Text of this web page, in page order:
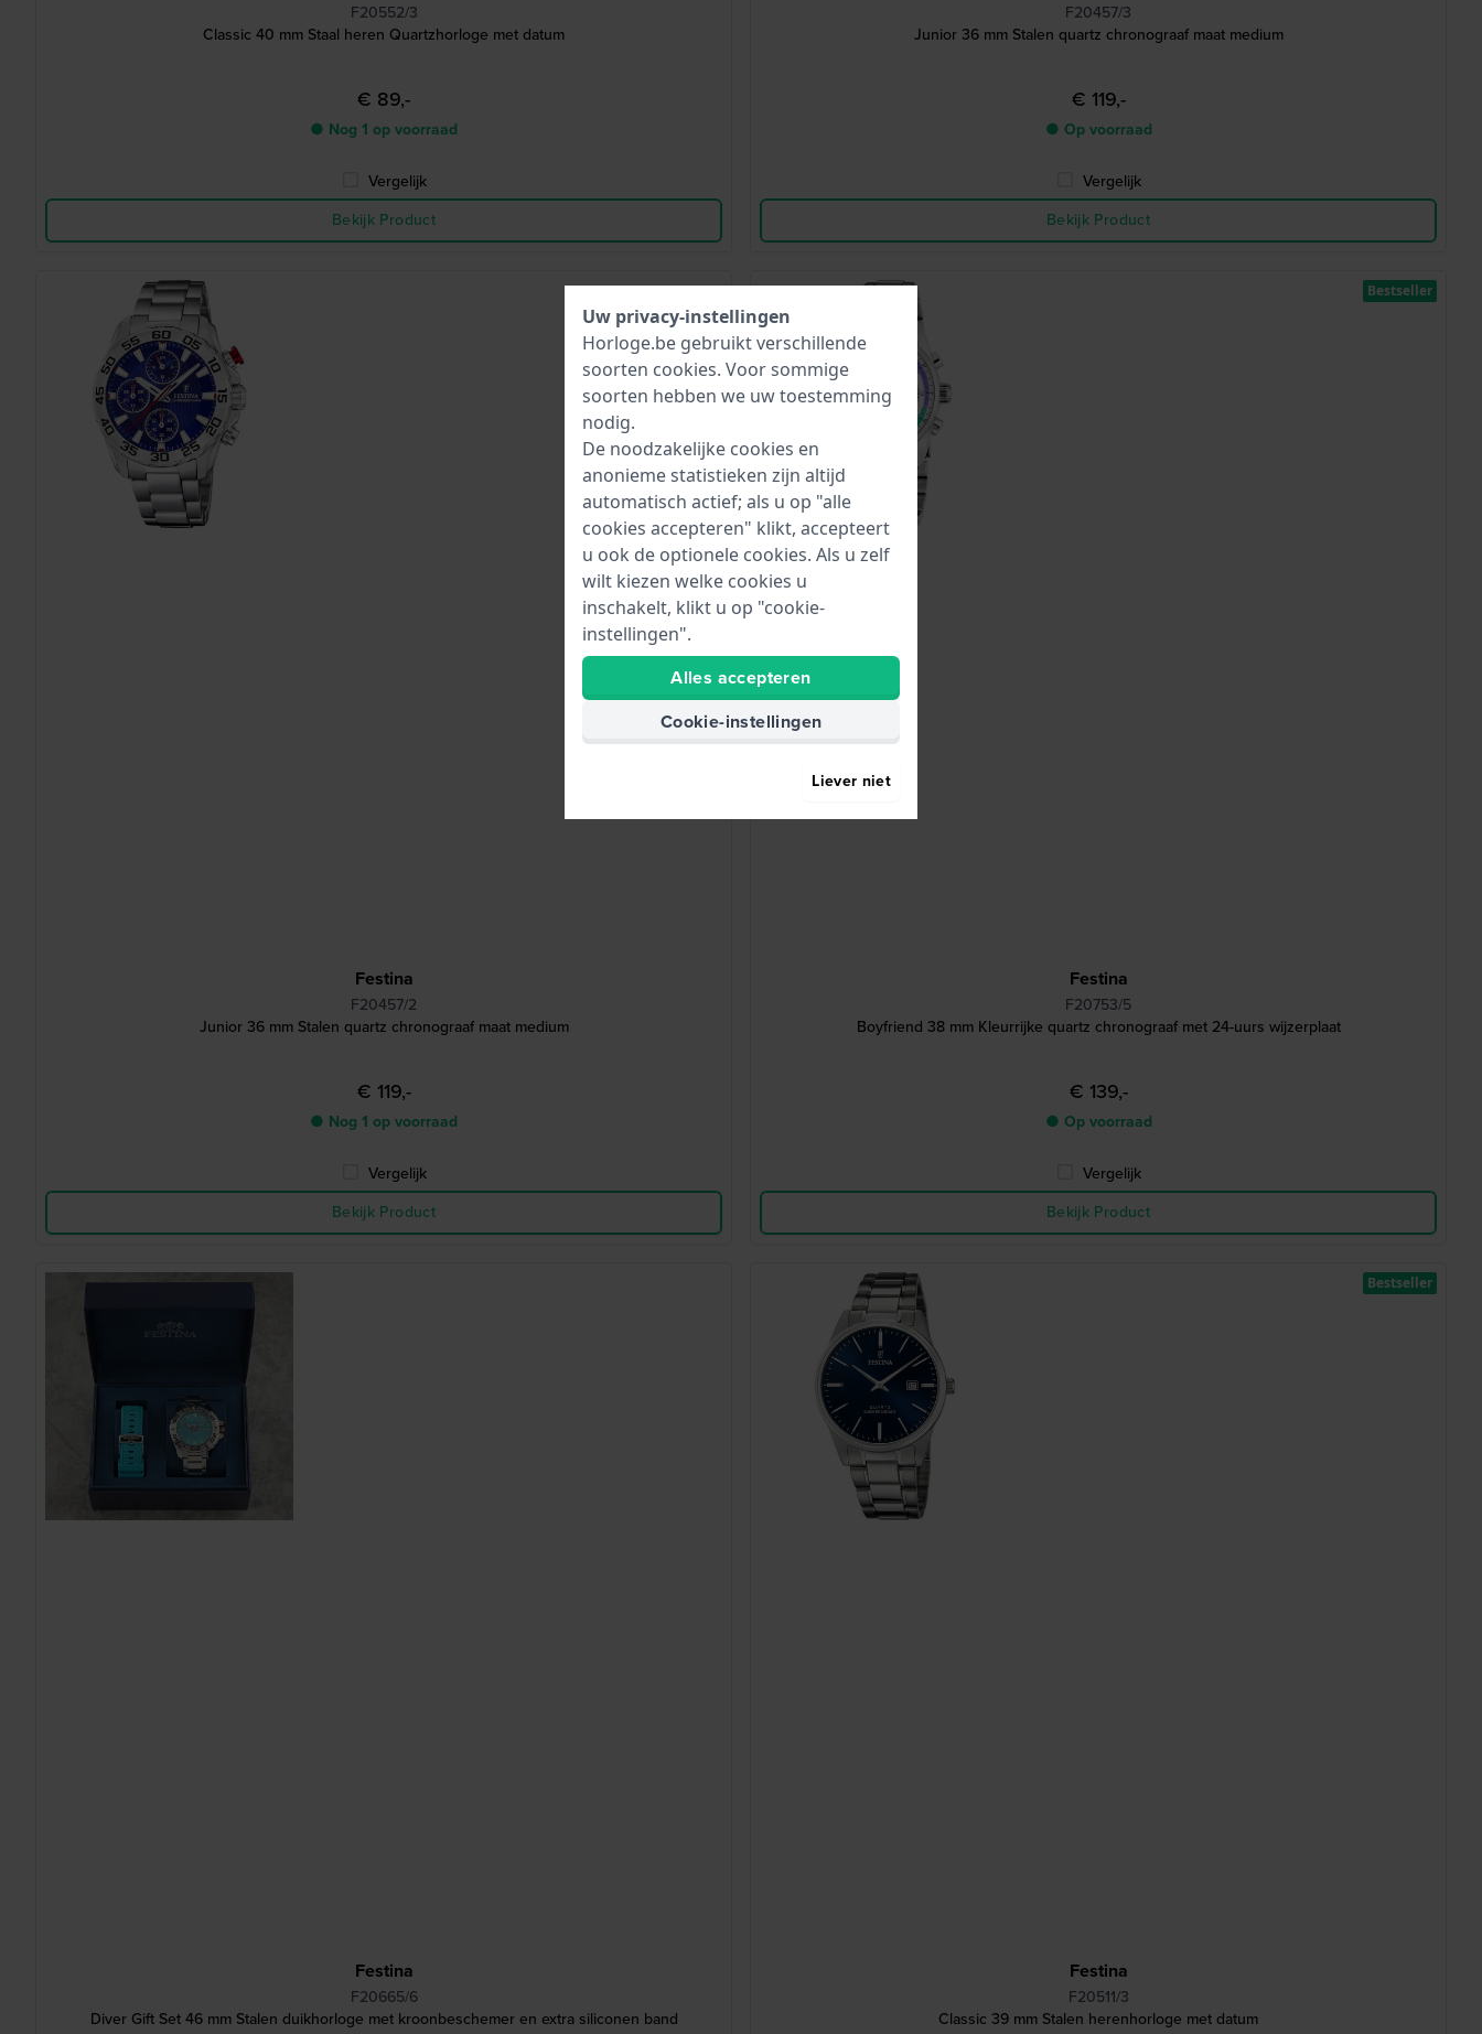
F20552/3
Classic 40 mm Staal heren Quartzhorloge met datum
€ 89,-
● Nog 1 op voorraad
Vergelijk
Bekijk Product
F20457/3
Junior 36 mm Stalen quartz chronograaf maat medium
€ 119,-
● Op voorraad
Vergelijk
Bekijk Product
Festina
F20457/2
Junior 36 mm Stalen quartz chronograaf maat medium
€ 119,-
● Nog 1 op voorraad
Vergelijk
Bekijk Product
Festina
F20753/5
Boyfriend 38 mm Kleurrijke quartz chronograaf met 24-uurs wijzerplaat
€ 139,-
● Op voorraad
Vergelijk
Bekijk Product
Bestseller
Festina
F20665/6
Diver Gift Set 46 mm Stalen duikhorloge met kroonbeschemer en extra siliconen band
Festina
F20511/3
Classic 39 mm Stalen herenhorloge met datum
Bestseller
Uw privacy-instellingen
Horloge.be gebruikt verschillende
soorten cookies. Voor sommige
soorten hebben we uw toestemming
nodig.
De noodzakelijke cookies en
anonieme statistieken zijn altijd
automatisch actief; als u op "alle
cookies accepteren" klikt, accepteert
u ook de optionele cookies. Als u zelf
wilt kiezen welke cookies u
inschakelt, klikt u op "cookie-
instellingen".
Alles accepteren
Cookie-instellingen
Liever niet